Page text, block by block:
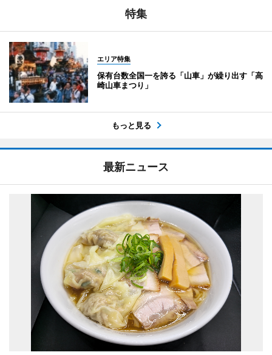
特集
エリア特集
保有台数全国一を誇る「山車」が繰り出す「高
崎山車まつり」
もっと見る
最新ニュース